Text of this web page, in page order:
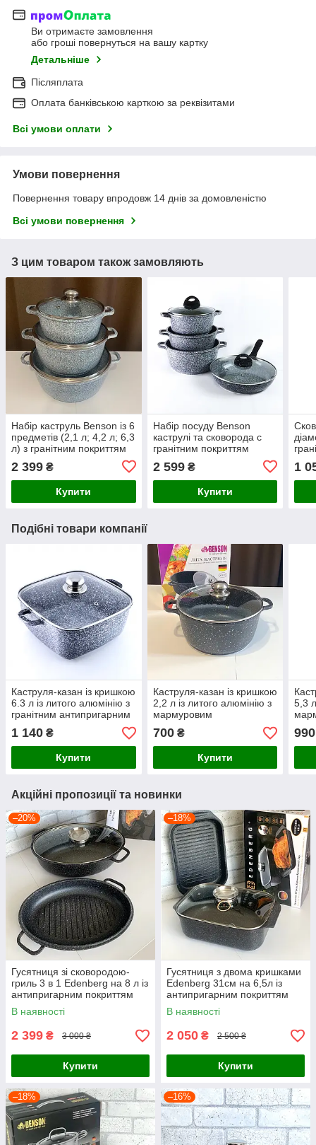
Ви отримаєте замовлення
або гроші повернуться на вашу картку
Детальніше
Післяплата
Оплата банківською карткою за реквізитами
Всі умови оплати
Умови повернення
Повернення товару впродовж 14 днів за домовленістю
Всі умови повернення
З цим товаром також замовляють
Набір каструль Benson із 6
предметів (2,1 л; 4,2 л; 6,3
л) з гранітним покриттям
2 399 ₴
Купити
Набір посуду Benson
каструлі та сковорода с
гранітним покриттям
2 599₴
Купити
1
Подібні товари компанії
Каструля-казан із кришкою
6.3 л із литого алюмінію з
гранітним антипригарним
покриттям Benson
1 140 ₴
Купити
Каструля-казан із кришкою
2,2 л із литого алюмінію з
мармуровим
антипригарним покриттям
Benson
700₴
Купити
5,3
990
Акційні пропозиції та новинки
–20%
Гусятниця зі сковородою-
гриль 3 в 1 Edenberg на 8 л із
антипригарним покриттям
В наявності
2 399 ₴ 3 000 ₴
Купити
–18%
Гусятниця з двома кришками
Edenberg 31см на 6,5л із
антипригарним покриттям
В наявності
2 050 ₴ 2 500 ₴
Купити
–18% –16%